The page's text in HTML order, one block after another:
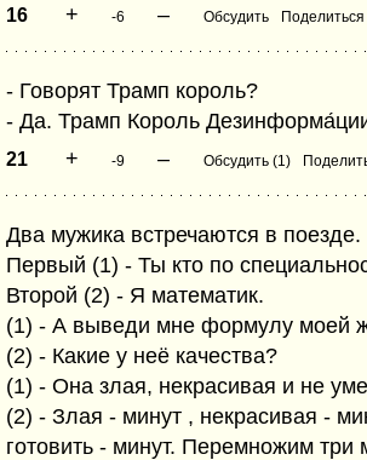
16 + -6 – Обсудить Поделиться
- Говорят Трамп король?
- Да. Трамп Король
21 + -9 – Обсудить (1)
Два мужика встречаются в поезде.
Первый (1) - Ты кто по
Второй (2) - Я математик.
(1) - А выведи мне формулу моей
(2) - Какие у неё качества?
(1) - Она злая, некрасивая и не
(2) - Злая - минут , некрасивая -
готовить - минут. Перемножим три